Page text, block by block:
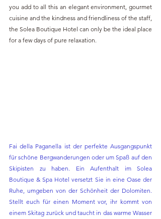
you add to all this an elegant environment, gourmet
cuisine and the kindness and friendliness of the staff,
the Solea Boutique Hotel can only be the ideal place
for a few days of pure relaxation.
Fai della Paganella ist der perfekte Ausgangspunkt
für schöne Bergwanderungen oder um Spaß auf den
Skipisten zu haben. Ein Aufenthalt im Solea
Boutique & Spa Hotel versetzt Sie in eine Oase der
Ruhe, umgeben von der Schönheit der Dolomiten.
Stellt euch für einen Moment vor, ihr kommt von
einem Skitag zurück und taucht in das warme Wasser